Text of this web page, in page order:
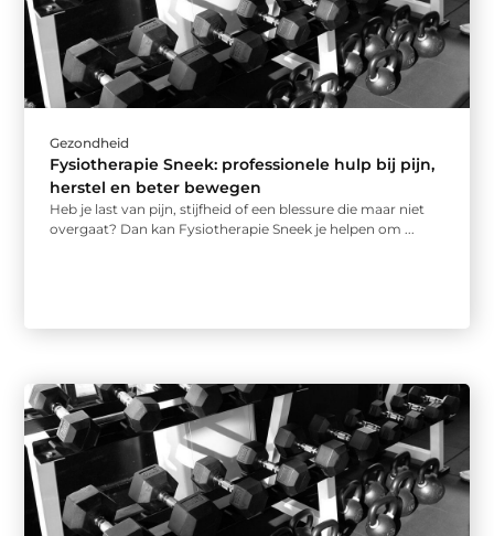
Gezondheid
Fysiotherapie Sneek: professionele hulp bij pijn,
herstel en beter bewegen
Heb je last van pijn, stijfheid of een blessure die maar niet
overgaat? Dan kan Fysiotherapie Sneek je helpen om ...